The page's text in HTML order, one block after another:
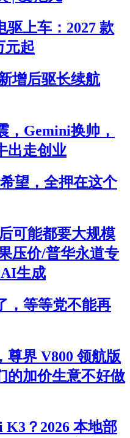
驱上车：2027 款
元起
增后驱长续航
，Gemini换帅，
出走创业
望，全押在这个
可能都要大规模
压价/普华永道专
生成
，等等党不能再
尊界 V800 领航版
的加价生意不好做
？2026 本地部